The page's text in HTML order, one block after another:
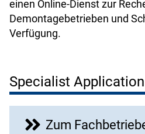
einen Online-Dienst zur
Demontagebetrieben und
Verfügung.
Specialist Application
Zum